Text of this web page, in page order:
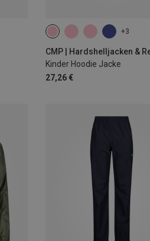
+3
Kinder Hoodie Jacke
27,26 €
104 110 116